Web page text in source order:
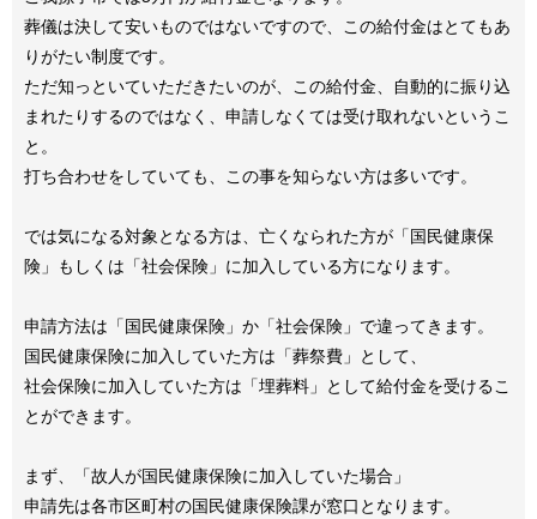
葬儀は決して安いものではないですので、この給付金はとてもあ
りがたい制度です。
ただ知っといていただきたいのが、この給付金、自動的に振り込
まれたりするのではなく、申請しなくては受け取れないというこ
と。
打ち合わせをしていても、この事を知らない方は多いです。
では気になる対象となる方は、亡くなられた方が「国民健康保
険」もしくは「社会保険」に加入している方になります。
申請方法は「国民健康保険」か「社会保険」で違ってきます。
国民健康保険に加入していた方は「葬祭費」として、
社会保険に加入していた方は「埋葬料」として給付金を受けるこ
とができます。
まず、「故人が国民健康保険に加入していた場合」
申請先は各市区町村の国民健康保険課が窓口となります。